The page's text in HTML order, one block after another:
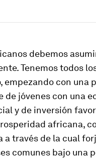
debemos
Tenemos todos
empezando con una
de jóvenes con una
y de inversión
africana,
a través de la cual
comunes bajo una